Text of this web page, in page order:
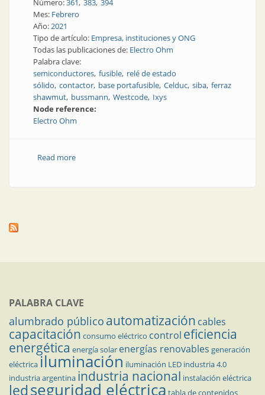
Número:361 383 394
Mes: Febrero
Año:2021
Tipo de artículo: Empresa, instituciones y ONG
Todas las publicaciones de: Electro Ohm
Palabra clave:
semiconductores fusible relé de estado
sólido contactor base portafusible Celduc siba ferraz
shawmut bussmann Westcode Ixys
Node reference:
Electro Ohm
Read moreabout Soluciones eléctricas y electrónicas
PALABRA CLAVE
alumbrado público automatización cables
capacitación consumo eléctrico control eficiencia
energética energía solar energías renovables generación
eléctricailuminación iluminación LED industria 4.0
industria argentina industria nacional instalación eléctrica
ledseguridad eléctrica tabla de contenidos